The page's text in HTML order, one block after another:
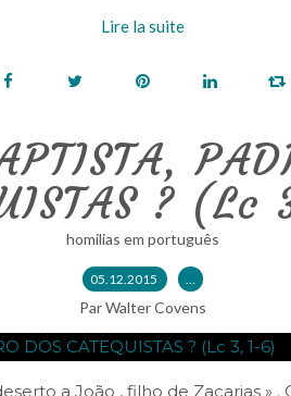
Lire la suite
?
homilias em português
05.12.2015 …
Par Walter Covens
a João , filho de Zacarias »